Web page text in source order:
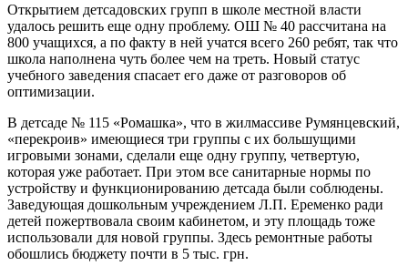
Открытием детсадовских групп в школе местной власти
удалось решить еще одну проблему. ОШ № 40 рассчитана на
800 учащихся, а по факту в ней учатся всего 260 ребят, так что
школа наполнена чуть более чем на треть. Новый статус
учебного заведения спасает его даже от разговоров об
оптимизации.
В детсаде № 115 «Ромашка», что в жилмассиве Румянцевский,
«перекроив» имеющиеся три группы с их большущими
игровыми зонами, сделали еще одну группу, четвертую,
которая уже работает. При этом все санитарные нормы по
устройству и функционированию детсада были соблюдены.
Заведующая дошкольным учреждением Л.П. Еременко ради
детей пожертвовала своим кабинетом, и эту площадь тоже
использовали для новой группы. Здесь ремонтные работы
обошлись бюджету почти в 5 тыс. грн.